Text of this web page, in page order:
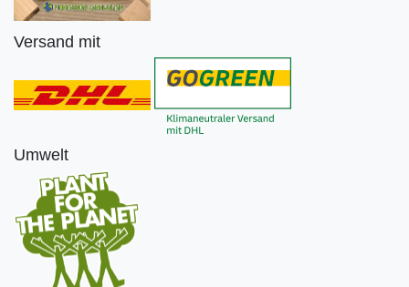
Versand mit
Umwelt